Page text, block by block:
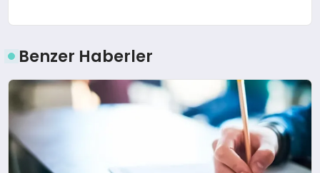
Benzer Haberler